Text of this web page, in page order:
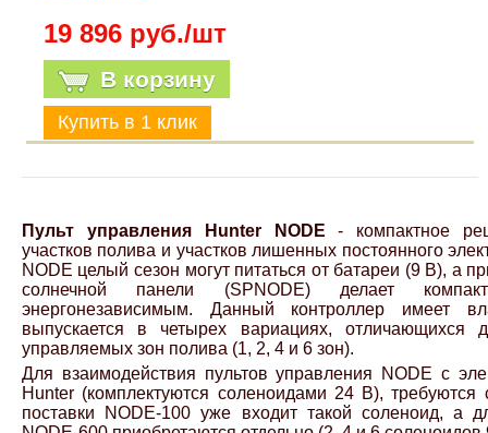
19 896 руб./шт
В корзину
Пульт управления Hunter NODE - компактное
участков полива и участков лишенных постоянного
NODE целый сезон могут питаться от батареи (9 В), а
солнечной панели (SPNODE) делает
энергонезависимым. Данный контроллер имеет
выпускается в четырех вариациях, отличающихся
управляемых зон полива (1, 2, 4 и 6 зон).
Для взаимодействия пультов управления NODE с
Hunter (комплектуются соленоидами 24 В),
поставки NODE-100 уже входит такой соленоид, а